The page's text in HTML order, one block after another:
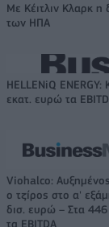
Με Κέιτλιν Κλαρκ
των ΗΠΑ
HELLENiQ
εκατ. ευρώ τα
Viohalco:
ο τζίρος στο α'
δισ. ευρώ – Στα
τα EBITDA